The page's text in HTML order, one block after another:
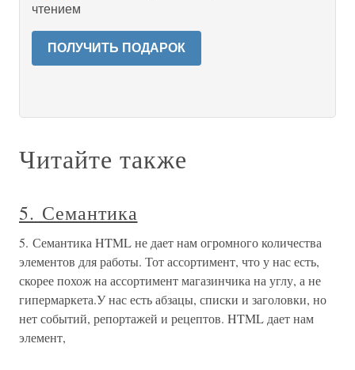
чтением
ПОЛУЧИТЬ ПОДАРОК
Читайте также
5. Семантика
5. Семантика HTML не дает нам огромного количества
элементов для работы. Тот ассортимент, что у нас есть,
скорее похож на ассортимент магазинчика на углу, а не
гипермаркета.У нас есть абзацы, списки и заголовки, но
нет событий, репортажей и рецептов. HTML дает нам
элемент,